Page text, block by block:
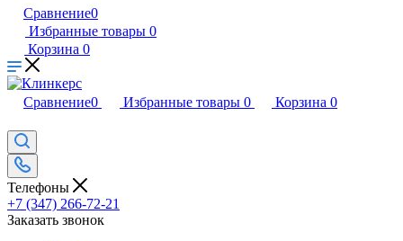
Сравнение0
Избранные товары 0
Корзина 0
Сравнение0 Избранные товары 0 Корзина 0
Телефоны
+7 (347) 266-72-21
Заказать звонок